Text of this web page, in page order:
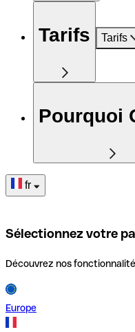
Tarifs Tarifs
Pourquoi
fr
Sélectionnez votre
Découvrez nos
Europe